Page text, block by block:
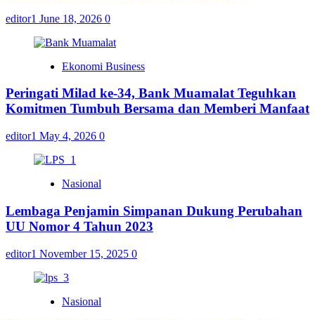
editor1 June 18, 2026 0
Ekonomi Business
Peringati Milad ke-34, Bank Muamalat Teguhkan
Komitmen Tumbuh Bersama dan Memberi Manfaat
editor1 May 4, 2026 0
Nasional
Lembaga Penjamin Simpanan Dukung Perubahan
UU Nomor 4 Tahun 2023
editor1 November 15, 2025 0
Nasional